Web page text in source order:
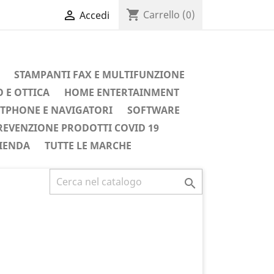
 Accedi shopping_cart Carrello (0)
STAMPANTI FAX E MULTIFUNZIONE
E OTTICA
HOME ENTERTAINMENT
E NAVIGATORI
SOFTWARE
PRODOTTI COVID 19
TUTTE LE MARCHE

Successivo